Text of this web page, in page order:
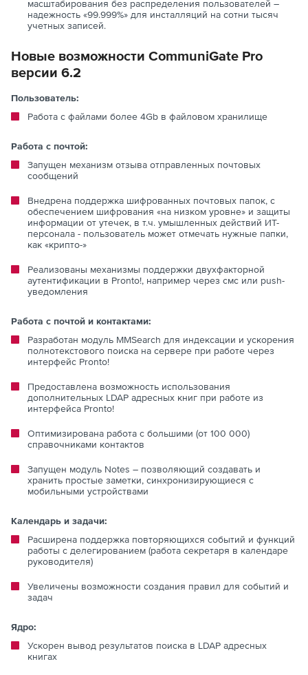
масштабирования без распределения пользователей –
надежность «99.999%» для инсталляций на сотни тысяч
учетных записей.
Новые возможности CommuniGate Pro
версии 6.2
Пользователь:
Работа с файлами более 4Gb в файловом хранилище
Работа с почтой:
Запущен механизм отзыва отправленных почтовых
сообщений
Внедрена поддержка шифрованных почтовых папок, с
обеспечением шифрования «на низком уровне» и защиты
информации от утечек, в т.ч. умышленных действий ИТ-
персонала - пользователь может отмечать нужные папки,
как «крипто-»
Реализованы механизмы поддержки двухфакторной
аутентификации в Pronto!, например через смс или push-
уведомления
Работа с почтой и контактами:
Разработан модуль MMSearch для индексации и ускорения
полнотекстового поиска на сервере при работе через
интерфейс Pronto!
Предоставлена возможность использования
дополнительных LDAP адресных книг при работе из
интерфейса Pronto!
Оптимизирована работа с большими (от 100 000)
справочниками контактов
Запущен модуль Notes – позволяющий создавать и
хранить простые заметки, синхронизирующиеся с
мобильными устройствами
Календарь и задачи:
Расширена поддержка повторяющихся событий и функций
работы с делегированием (работа секретаря в календаре
руководителя)
Увеличены возможности создания правил для событий и
задач
Ядро:
Ускорен вывод результатов поиска в LDAP адресных
книгах